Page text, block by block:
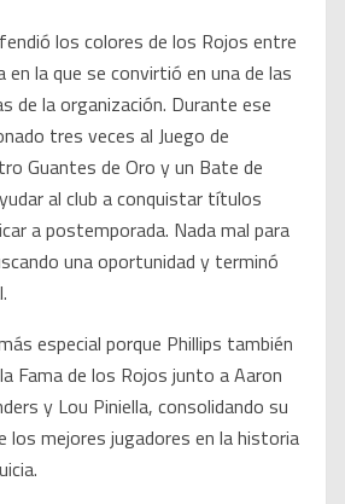
los colores de los Rojos entre
la que se convirtió en una de las
de la organización. Durante ese
tres veces al Juego de
Guantes de Oro y un Bate de
al club a conquistar títulos
a postemporada. Nada mal para
una oportunidad y terminó
especial porque Phillips también
Fama de los Rojos junto a Aaron
y Lou Piniella, consolidando su
los mejores jugadores en la historia